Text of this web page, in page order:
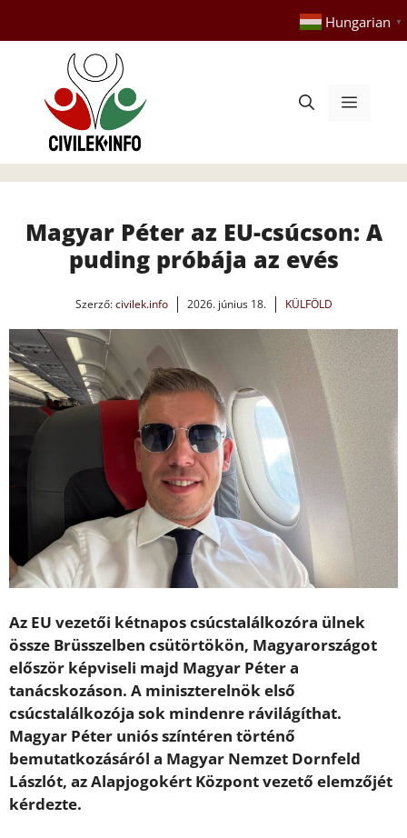
tartalomba
Hungarian ▼
Menü
Magyar Péter az EU-csúcson: A
puding próbája az evés
Szerző:civilek.info 2026. június 18. KÜLFÖLD
Az EU vezetői kétnapos csúcstalálkozóra ülnek
össze Brüsszelben csütörtökön, Magyarországot
először képviseli majd Magyar Péter a
tanácskozáson. A miniszterelnök első
csúcstalálkozója sok mindenre rávilágíthat.
Magyar Péter uniós színtéren történő
bemutatkozásáról a Magyar Nemzet Dornfeld
Lászlót, az Alapjogokért Központ vezető elemzőjét
kérdezte.